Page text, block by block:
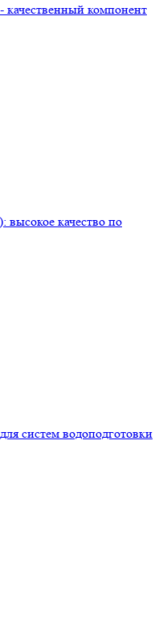
компонент
качество по
систем водоподготовки